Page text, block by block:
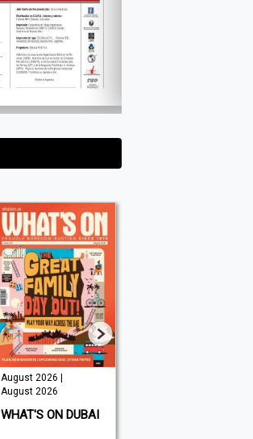
August 2026 |
August 2026
WHAT'S ON DUBAI